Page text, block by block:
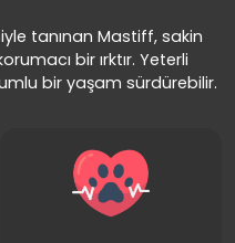
tanınan Mastiff, sakin
bir ırktır. Yeterli
bir yaşam sürdürebilir.